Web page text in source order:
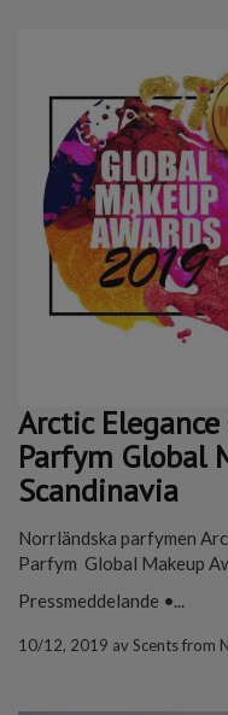
Arctic
Parfym Global
Scandinavia
Norrländska parfymen
Parfym Global Makeup
Pressmeddelande •...
10/12, 2019 avScents from